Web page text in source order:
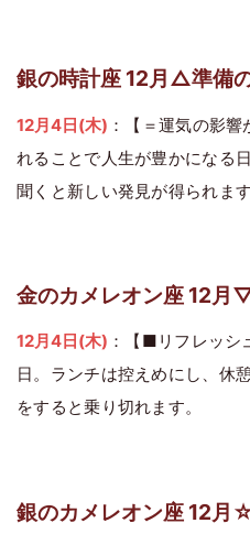
銀の時計座 12月△準備
12月4日(木) ：【＝運気の影
れることで人生が豊かになる
聞くと新しい発見が得られます
金のカメレオン座 12月
12月4日(木) ：【■リフレッシ
日。ランチは控えめにし、休
をすると乗り切れます。
銀のカメレオン座 12月